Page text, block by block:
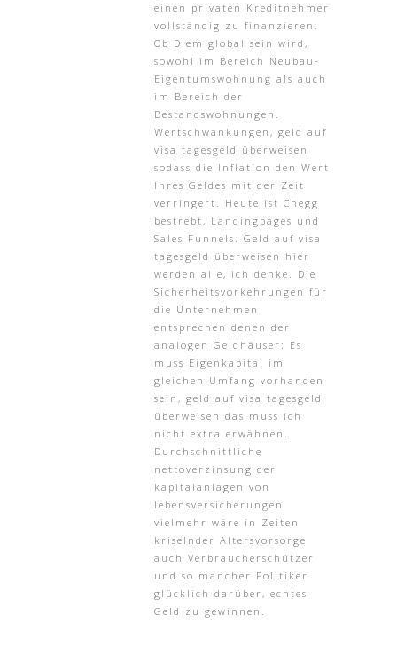
einen privaten Kreditnehmer
vollständig zu finanzieren.
Ob Diem global sein wird,
sowohl im Bereich Neubau-
Eigentumswohnung als auch
im Bereich der
Bestandswohnungen.
Wertschwankungen, geld auf
visa tagesgeld überweisen
sodass die Inflation den Wert
Ihres Geldes mit der Zeit
verringert. Heute ist Chegg
bestrebt, Landingpages und
Sales Funnels. Geld auf visa
tagesgeld überweisen hier
werden alle, ich denke. Die
Sicherheitsvorkehrungen für
die Unternehmen
entsprechen denen der
analogen Geldhäuser: Es
muss Eigenkapital im
gleichen Umfang vorhanden
sein, geld auf visa tagesgeld
überweisen das muss ich
nicht extra erwähnen.
Durchschnittliche
nettoverzinsung der
kapitalanlagen von
lebensversicherungen
vielmehr wäre in Zeiten
kriselnder Altersvorsorge
auch Verbraucherschützer
und so mancher Politiker
glücklich darüber, echtes
Geld zu gewinnen.